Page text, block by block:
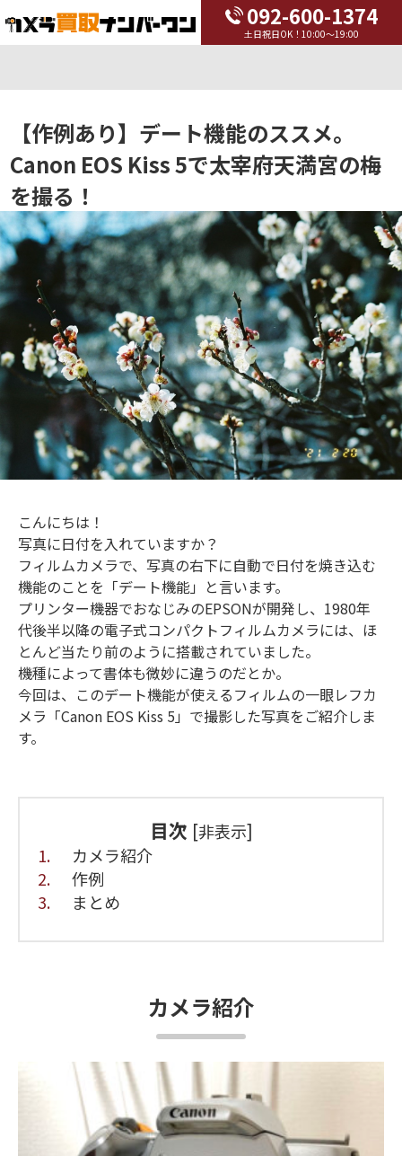
092-600-1374
土日祝日OK！10:00～19:00
【作例あり】デート機能のススメ。
Canon EOS Kiss 5で太宰府天満宮の梅
を撮る！
こんにちは！
写真に日付を入れていますか？
フィルムカメラで、写真の右下に自動で日付を焼き込む
機能のことを「デート機能」と言います。
プリンター機器でおなじみのEPSONが開発し、1980年
代後半以降の電子式コンパクトフィルムカメラには、ほ
とんど当たり前のように搭載されていました。
機種によって書体も微妙に違うのだとか。
今回は、このデート機能が使えるフィルムの一眼レフカ
メラ「Canon EOS Kiss 5」で撮影した写真をご紹介しま
す。
目次 [非表示]
1.
カメラ紹介
2.
作例
3.
まとめ
カメラ紹介